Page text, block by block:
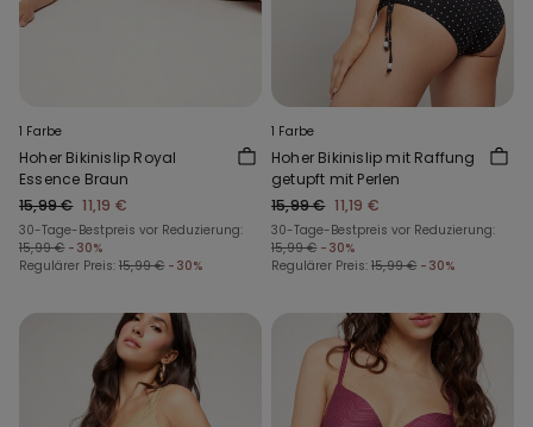
1 Farbe
Hoher Bikinislip Royal
Essence Braun
15,99 € 11,19 €
30-Tage-Bestpreis vor Reduzierung:
15,99 € -30%
Regulärer Preis: 15,99 € -30%
1 Farbe
Hoher Bikinislip mit Raffung
getupft mit Perlen
15,99 € 11,19 €
30-Tage-Bestpreis vor Reduzierung:
15,99 € -30%
Regulärer Preis: 15,99 € -30%